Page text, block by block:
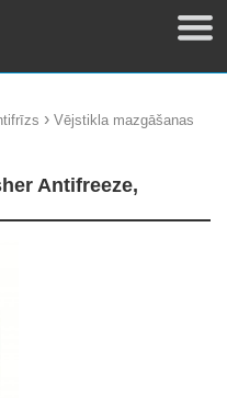
› Vējstikla mazgāšanas